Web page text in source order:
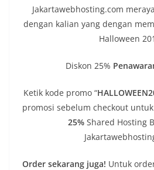
Jakartawebhosting.com
dengan kalian yang dengan
Halloween
Diskon 25%
Ketik kode promo “
promosi sebelum checkout
25% Shared Hosting
Order sekarang juga! Untuk